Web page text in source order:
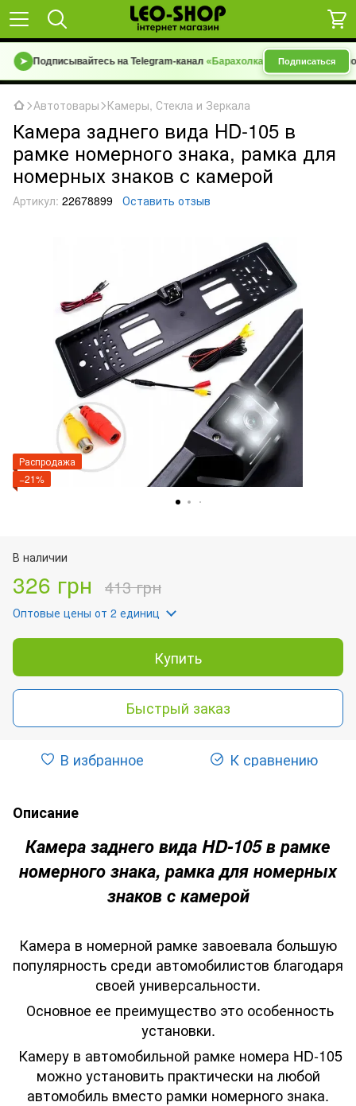
Подписывайтесь на Telegram-канал«Барахолка 7 км | Уценка»—
Подписаться
Автотовары Камеры, Стекла и Зеркала
Камера заднего вида HD-105 в
рамке номерного знака, рамка для
номерных знаков с камерой
Артикул: 22678899 Оставить отзыв
Распродажа
−21%
В наличии
326 грн 413 грн
Оптовые цены от 2 единиц
Купить
Быстрый заказ
В избранное К сравнению
Описание
Камера заднего вида HD-105 в рамке
номерного знака, рамка для номерных
знаков с камерой
Камера в номерной рамке завоевала большую
популярность среди автомобилистов благодаря
своей универсальности.
Основное ее преимущество это особенность
установки.
Камеру в автомобильной рамке номера HD-105
можно установить практически на любой
автомобиль вместо рамки номерного знака.